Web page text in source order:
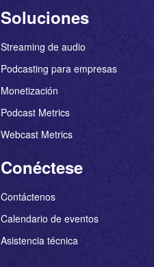
Soluciones
Streaming de audio
Podcasting para empresas
Monetización
Podcast Metrics
Webcast Metrics
Conéctese
Contáctenos
Calendario de eventos
Asistencia técnica